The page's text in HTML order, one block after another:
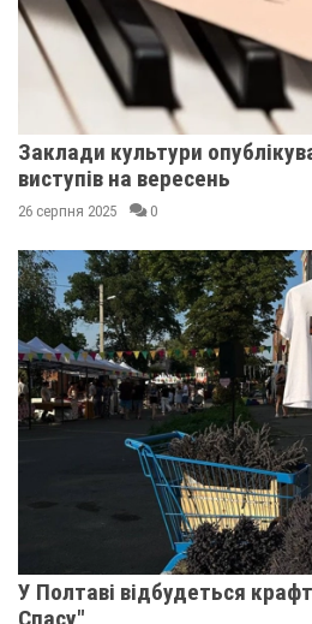
Заклади культури
виступів на вересень
26 серпня 2025 0
У Полтаві відбудеться